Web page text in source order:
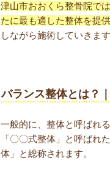
津山市おおくら整骨院で
たに最も適した整体を提供
しながら施術していきます
バランス整体とは？
一般的に、整体と呼ばれ
「〇〇式整体」と呼ばれ
体」と総称されます。